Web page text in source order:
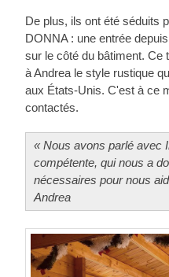
De plus, ils ont été séduits
DONNA : une entrée
sur le côté du bâtiment. Ce
à Andrea le style rustique
aux États-Unis. C'est à ce
contactés.
« Nous avons parlé avec
compétente, qui nous a
nécessaires pour nous
Andrea